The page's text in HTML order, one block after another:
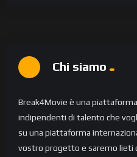
Chi siamo
Break4Movie è una
indipendenti di talento che
su una piattaforma
vostro progetto e saremo lieti